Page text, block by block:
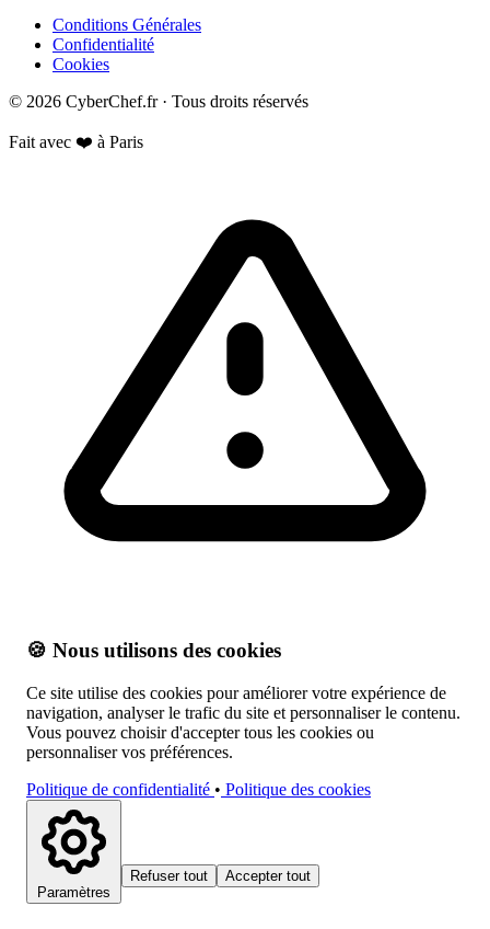
Conditions Générales
Confidentialité
Cookies
© 2026 CyberChef.fr · Tous droits réservés
Fait avec ❤️ à Paris
🍪 Nous utilisons des cookies
Ce site utilise des cookies pour améliorer votre expérience de
navigation, analyser le trafic du site et personnaliser le contenu.
Vous pouvez choisir d'accepter tous les cookies ou
personnaliser vos préférences.
Politique de confidentialité • Politique des cookies
Paramètres
Refuser tout Accepter tout